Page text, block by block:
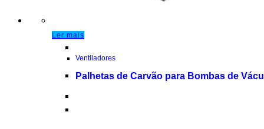
Ler mais
Ventiladores
Palhetas de Carvão para Bombas de